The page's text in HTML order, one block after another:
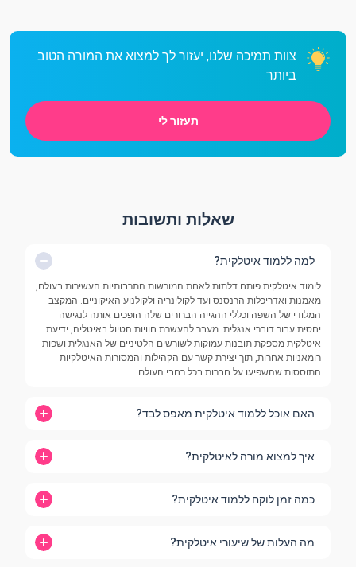
צוות תמיכה שלנו, יעזור לך למצוא את המורה הטוב
ביותר
תעזור לי
שאלות ותשובות
למה ללמוד איטלקית?
לימוד איטלקית פותח דלתות לאחת המורשות התרבותיות העשירות בעולם,
מאמנות ואדריכלות הרנסנס ועד לקולינריה ולקולנוע האיקוניים. המקצב
המלודי של השפה וכללי ההגייה הברורים שלה הופכים אותה לנגישה
יחסית עבור דוברי אנגלית. מעבר להעשרת חוויות הטיול באיטליה, ידיעת
איטלקית מספקת תובנות עמוקות לשורשים הלטיניים של האנגלית ושפות
רומאניות אחרות, תוך יצירת קשר עם הקהילות והמסורות האיטלקיות
התוססות שהשפיעו על חברות בכל רחבי העולם.
האם אוכל ללמוד איטלקית מאפס לבד?
איך למצוא מורה לאיטלקית?
כמה זמן לוקח ללמוד איטלקית?
מה העלות של שיעורי איטלקית?